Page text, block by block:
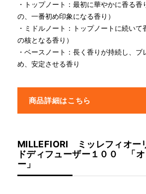
・トップノート：最初に華やかに香る
の、一番初め印象になる香り）
・ミドルノート：トップノートに続いて
の核となる香り）
・ベースノート：長く香りが持続し、ブ
め、安定させる香り
商品詳細はこちら
MILLEFIORI ミッレフィオー
ドディフューザー１００ 「オ
ー」